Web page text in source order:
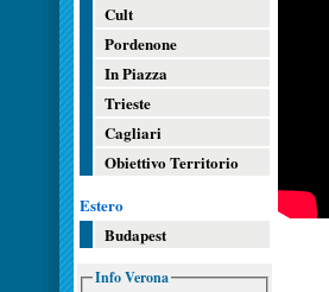
Cult
Pordenone
In Piazza
Trieste
Cagliari
Obiettivo Territorio
Estero
Budapest
Info Verona